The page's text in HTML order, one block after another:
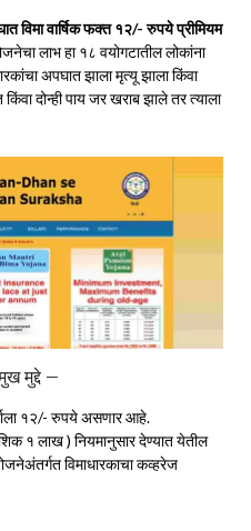
विमा वार्षिक फक्त १२/- रुपये प्रीमियम
लाभ हा १८ वयोगटातील लोकांना
अपघात झाला मृत्यू झाला किंवा
किंवा दोन्ही पाय जर खराब झाले तर त्याला
मुद्दे –
१२/- रुपये असणार आहे.
१ लाख ) नियमानुसार देण्यात येतील
विमाधारकाचा कव्हरेज